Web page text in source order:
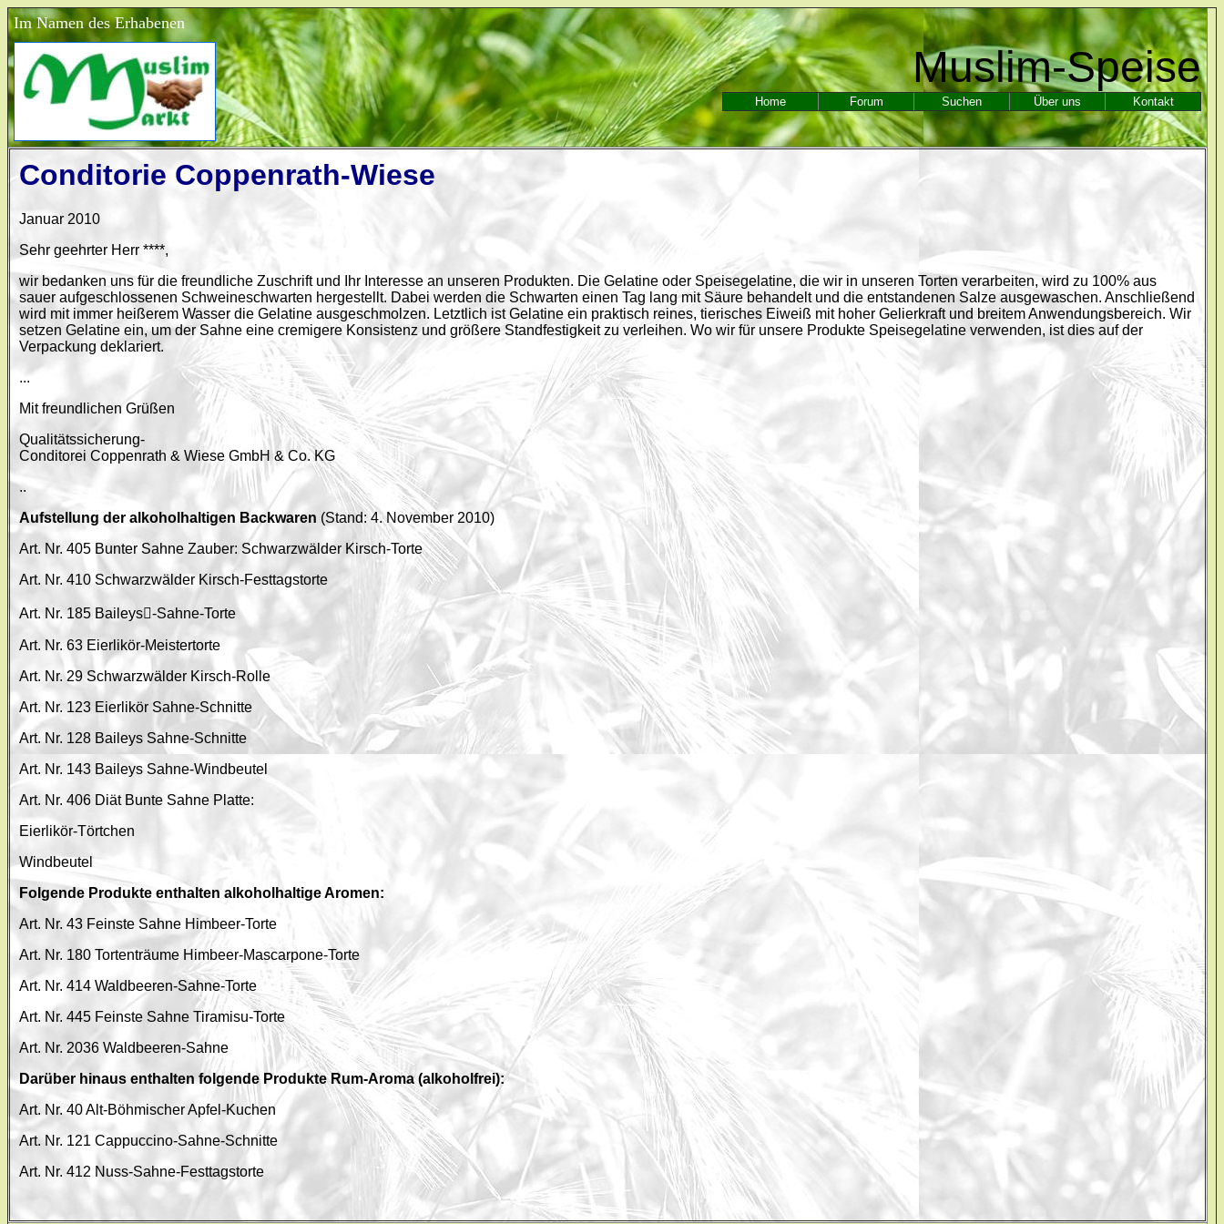
Im Namen des Erhabenen
Muslim-Speise
Home Forum Suchen Über uns Kontakt
Conditorie Coppenrath-Wiese
Januar 2010
Sehr geehrter Herr ****,
wir bedanken uns für die freundliche Zuschrift und Ihr Interesse an unseren Produkten. Die Gelatine oder Speisegelatine, die wir in unseren Torten verarbeiten, wird zu 100% aus
sauer aufgeschlossenen Schweineschwarten hergestellt. Dabei werden die Schwarten einen Tag lang mit Säure behandelt und die entstandenen Salze ausgewaschen. Anschließend
wird mit immer heißerem Wasser die Gelatine ausgeschmolzen. Letztlich ist Gelatine ein praktisch reines, tierisches Eiweiß mit hoher Gelierkraft und breitem Anwendungsbereich. Wir
setzen Gelatine ein, um der Sahne eine cremigere Konsistenz und größere Standfestigkeit zu verleihen. Wo wir für unsere Produkte Speisegelatine verwenden, ist dies auf der
Verpackung deklariert.
...
Mit freundlichen Grüßen
Qualitätssicherung-
Conditorei Coppenrath & Wiese GmbH & Co. KG
..
Aufstellung der alkoholhaltigen Backwaren (Stand: 4. November 2010)
Art. Nr. 405 Bunter Sahne Zauber: Schwarzwälder Kirsch-Torte
Art. Nr. 410 Schwarzwälder Kirsch-Festtagstorte
Art. Nr. 185 Baileys-Sahne-Torte
Art. Nr. 63 Eierlikör-Meistertorte
Art. Nr. 29 Schwarzwälder Kirsch-Rolle
Art. Nr. 123 Eierlikör Sahne-Schnitte
Art. Nr. 128 Baileys Sahne-Schnitte
Art. Nr. 143 Baileys Sahne-Windbeutel
Art. Nr. 406 Diät Bunte Sahne Platte:
Eierlikör-Törtchen
Windbeutel
Folgende Produkte enthalten alkoholhaltige Aromen:
Art. Nr. 43 Feinste Sahne Himbeer-Torte
Art. Nr. 180 Tortenträume Himbeer-Mascarpone-Torte
Art. Nr. 414 Waldbeeren-Sahne-Torte
Art. Nr. 445 Feinste Sahne Tiramisu-Torte
Art. Nr. 2036 Waldbeeren-Sahne
Darüber hinaus enthalten folgende Produkte Rum-Aroma (alkoholfrei):
Art. Nr. 40 Alt-Böhmischer Apfel-Kuchen
Art. Nr. 121 Cappuccino-Sahne-Schnitte
Art. Nr. 412 Nuss-Sahne-Festtagstorte